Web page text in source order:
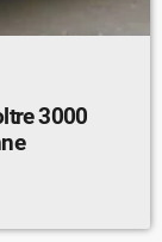
3000